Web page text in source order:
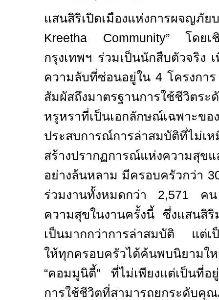
แสนสิริเปิดเมืองแห่งการผจญภั
Kreetha Community”โดยเชิ
กรุงเทพฯ ร่วมเป็นนักสืบตัวจริง
ความลับที่ซ่อนอยู่ใน 4 โครงกา
สัมผัสถึงมาตรฐานการใช้ชีวิตร
หรูหราที่เป็นเอกลักษณ์เฉ
ประสบการณ์การล่าสมบัติที่ไม่เ
สร้างปรากฏการณ์แห่งความสุข
อย่างล้นหลาม มีครอบครัวกว่า
ร่วมงานทั้งหมดกว่า 2,571 ค
ความสุขในงานครั้งนี้ ซึ่งแสนสิริ
เป็นมากกว่าการล่าสมบัติ แต่เ
ให้ทุกครอบครัวได้ค้นพบนิยามใ
“คอมมูนิตี้” ที่ไม่เพียงแต่เป็นที่
การใช้ชีวิตที่สามารถยกระดับคุ